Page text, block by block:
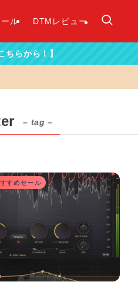
ル DTMレビュー
– tag –
すめセール